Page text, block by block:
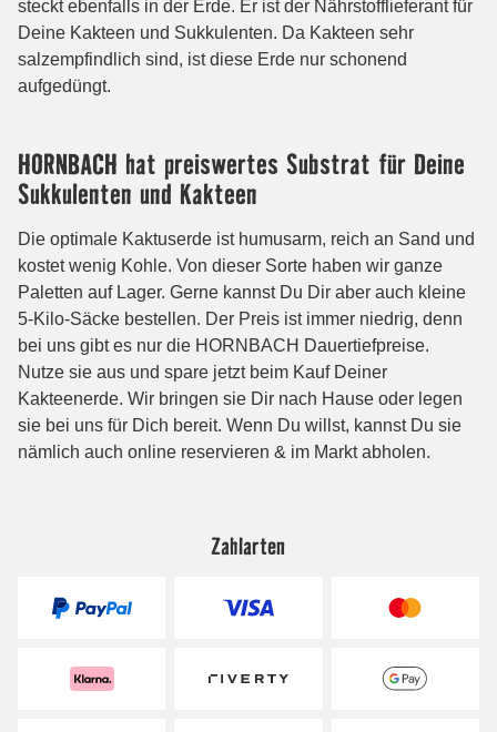
Zahlarten